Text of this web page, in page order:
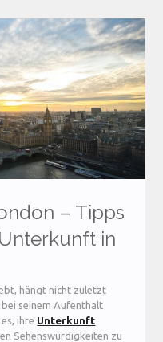
– Tipps
in
hängt nicht zuletzt
seinem Aufenthalt
ihre Unterkunft
Sehenswürdigkeiten zu